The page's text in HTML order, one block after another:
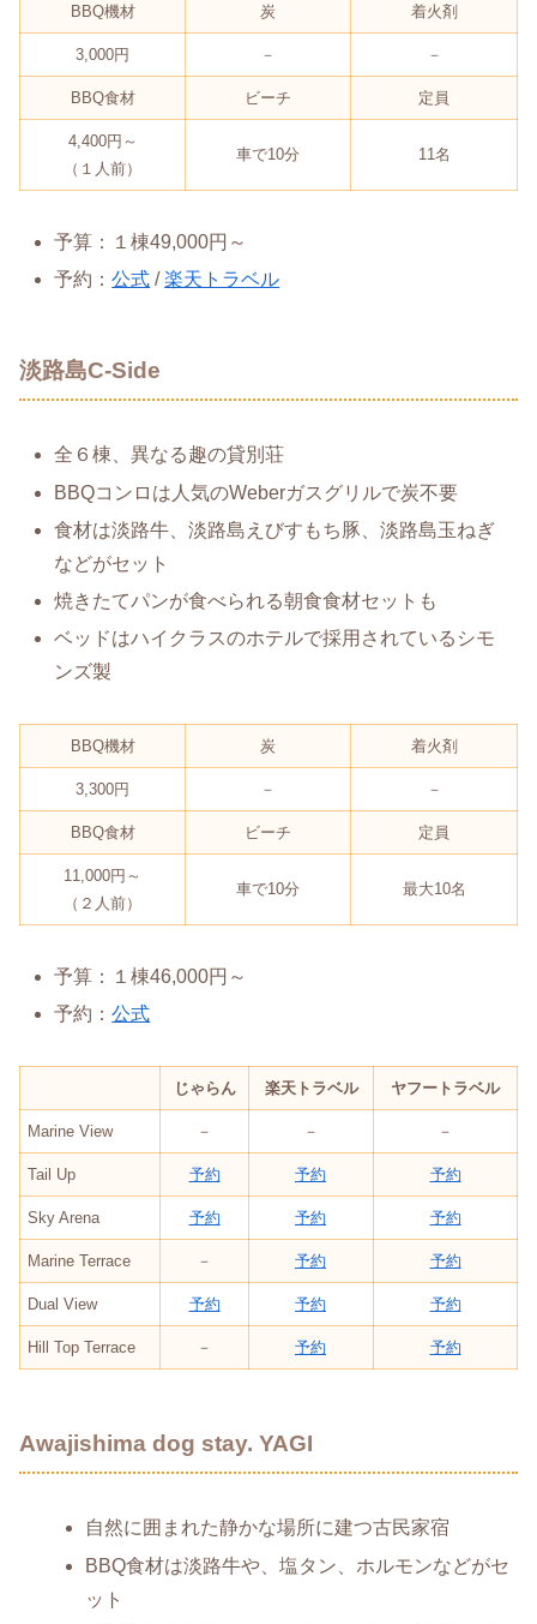
BBQ機材 炭 着火剤
3,000円 － －
BBQ食材 ビーチ 定員
4,400円～
（１人前）
車で10分 11名
予算：１棟49,000円～
予約：公式 /楽天トラベル
淡路島C-Side
全６棟、異なる趣の貸別荘
BBQコンロは人気のWeberガスグリルで炭不要
食材は淡路牛、淡路島えびすもち豚、淡路島玉ねぎ
などがセット
焼きたてパンが食べられる朝食食材セットも
ベッドはハイクラスのホテルで採用されているシモ
ンズ製
BBQ機材 炭 着火剤
3,300円 － －
BBQ食材 ビーチ 定員
11,000円～
（２人前）
車で10分 最大10名
予算：１棟46,000円～
予約：公式
じゃらん 楽天トラベル ヤフートラベル
Marine View － － －
Tail Up 予約 予約 予約
Sky Arena 予約 予約 予約
Marine Terrace － 予約 予約
Dual View 予約 予約 予約
Hill Top Terrace － 予約 予約
Awajishima dog stay. YAGI
自然に囲まれた静かな場所に建つ古民家宿
BBQ食材は淡路牛や、塩タン、ホルモンなどがセ
ット